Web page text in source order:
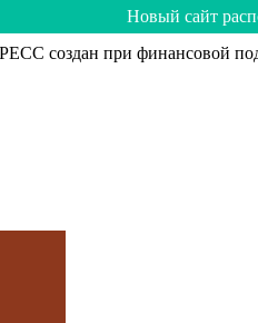
Hoвый caйт
создан при финансовой